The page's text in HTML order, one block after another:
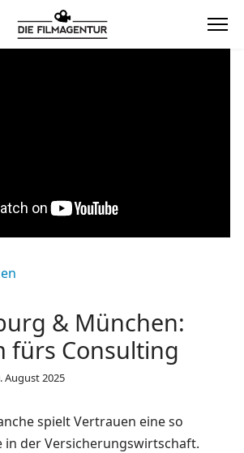
& München:
fürs Consulting
August 2025
spielt Vertrauen eine so
in der Versicherungswirtschaft.